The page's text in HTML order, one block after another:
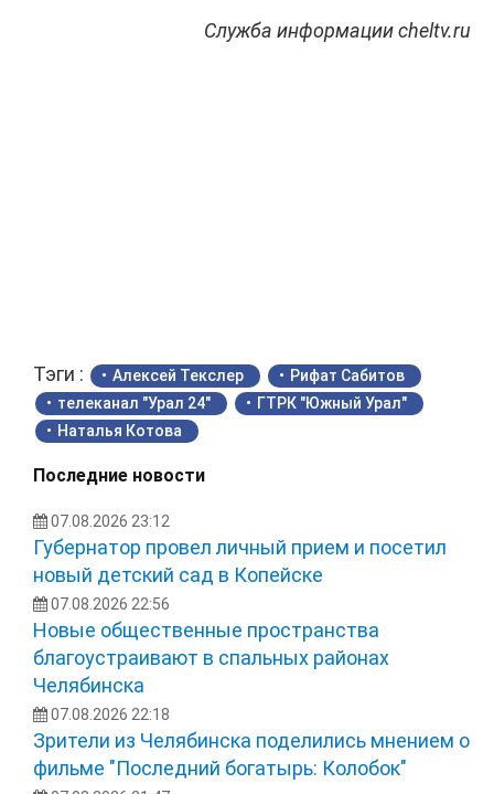
Служба информации cheltv.ru
Тэги : Алексей Текслер
Рифат Сабитов
телеканал "Урал 24"
ГТРК "Южный Урал"
Наталья Котова
Последние новости
07.08.2026 23:12
Губернатор провел личный прием и посетил
новый детский сад в Копейске
07.08.2026 22:56
Новые общественные пространства
благоустраивают в спальных районах
Челябинска
07.08.2026 22:18
Зрители из Челябинска поделились мнением о
фильме "Последний богатырь: Колобок"